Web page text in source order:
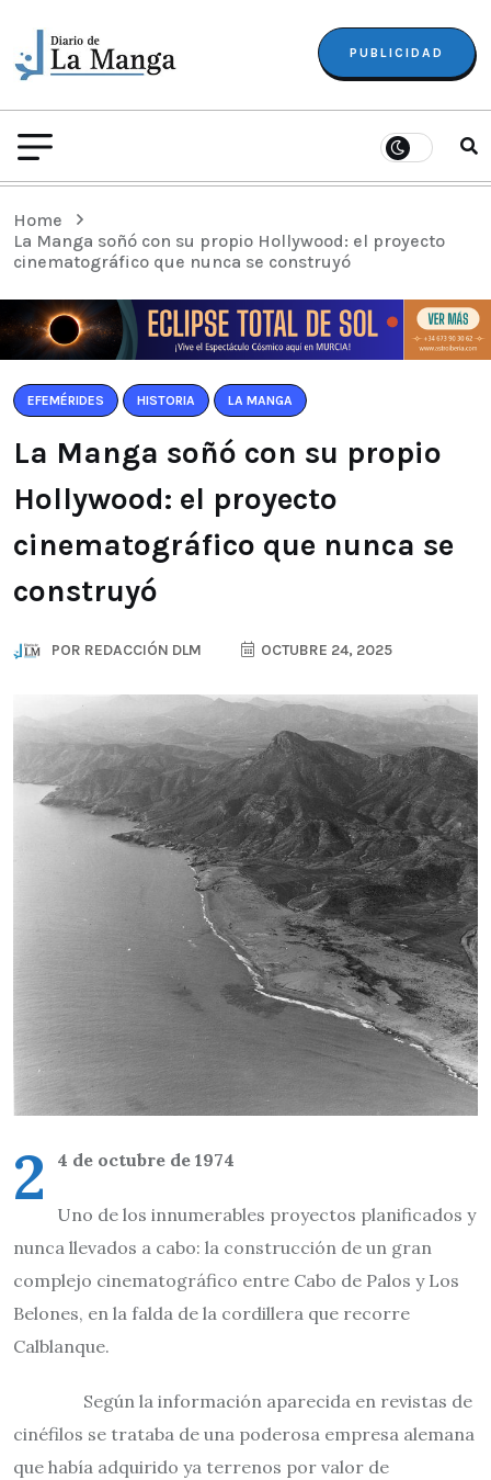
PUBLICIDAD
Home
La Manga soñó con su propio Hollywood: el proyecto
cinematográfico que nunca se construyó
EFEMÉRIDES HISTORIA LA MANGA
La Manga soñó con su propio
Hollywood: el proyecto
cinematográfico que nunca se
construyó
POR REDACCIÓN DLM OCTUBRE 24, 2025
2 4 de octubre de 1974
Uno de los innumerables proyectos planificados y
nunca llevados a cabo: la construcción de un gran
complejo cinematográfico entre Cabo de Palos y Los
Belones, en la falda de la cordillera que recorre
Calblanque.
Según la información aparecida en revistas de
cinéfilos se trataba de una poderosa empresa alemana
que había adquirido ya terrenos por valor de